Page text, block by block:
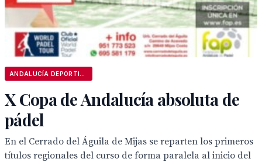
X Copa de Andalucía absoluta de
pádel
En el Cerrado del Águila de Mijas se reparten los primeros
títulos regionales del curso de forma paralela al inicio del